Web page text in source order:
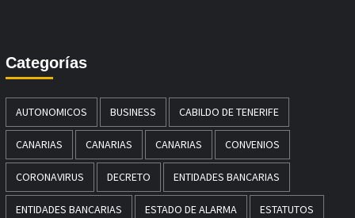
Categorías
AUTONOMICOS BUSINESS CABILDO DE TENERIFE
CANARIAS CANARIAS CANARIAS CONVENIOS
CORONAVIRUS DECRETO ENTIDADES BANCARIAS
ENTIDADES BANCARIAS ESTADO DE ALARMA ESTATUTOS